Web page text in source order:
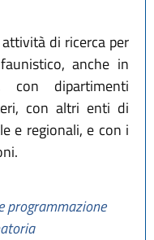
di ricerca per
anche in
con dipartimenti
con altri enti di
e regionali, e con i
programmazione